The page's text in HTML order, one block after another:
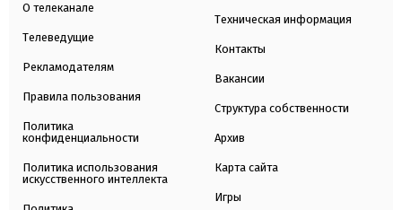
О телеканале
Телеведущие
Рекламодателям
Правила пользования
Политика
конфиденциальности
Политика использования
искусственного интеллекта
Техническая информация
Контакты
Вакансии
Структура собственности
Архив
Карта сайта
Игры